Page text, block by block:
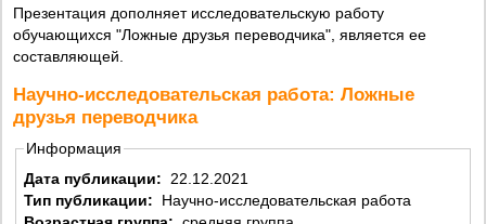
Презентация дополняет исследовательскую работу
обучающихся "Ложные друзья переводчика", является ее
составляющей.
Научно-исследовательская работа: Ложные
друзья переводчика
Информация
Дата публикации:
22.12.2021
Тип публикации:
Научно-исследовательская работа